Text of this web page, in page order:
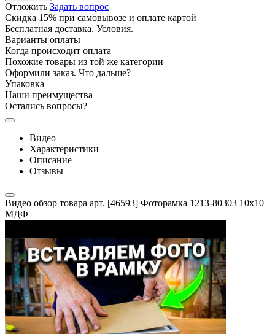
Отложить Задать вопрос
Скидка 15% при самовывозе и оплате картой
Бесплатная доставка. Условия.
Варианты оплаты
Когда происходит оплата
Похожие товары из той же категории
Оформили заказ. Что дальше?
Упаковка
Наши преимущества
Остались вопросы?
Видео
Характеристики
Описание
Отзывы
Видео обзор товара арт. [46593] Фоторамка 1213-80303 10x10
МДФ